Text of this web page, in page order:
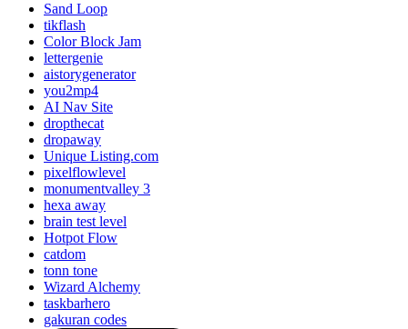
Sand Loop
tikflash
Color Block Jam
lettergenie
aistorygenerator
you2mp4
AI Nav Site
dropthecat
dropaway
Unique Listing.com
pixelflowlevel
monumentvalley 3
hexa away
brain test level
Hotpot Flow
catdom
tonn tone
Wizard Alchemy
taskbarhero
gakuran codes